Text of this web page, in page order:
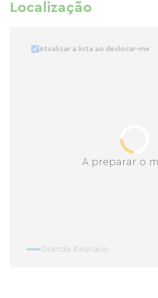
Localização
A preparar o
Atualizar a lista ao deslocar-me
Grande itinerário